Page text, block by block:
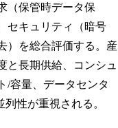
（保管時データ保
セキュリティ（暗号
）を総合評価する。産
と長期供給、コンシュ
/容量、データセンタ
列性が重視される。